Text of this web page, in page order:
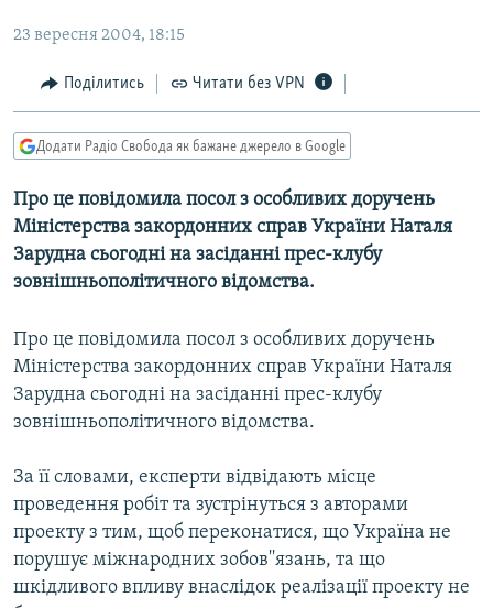
СВІТ
КИТАЙ.ВИКЛИКИ
МУЛЬТИМЕДІА
СПЕЦПРОЄКТИ
ПОДКАСТИ
РУС
УКР
КТАТ
ДОЛУЧАЙСЯ!
23 вересня 2004, 18:15
Поділитись Читати без VPN
Додати Радіо Свобода як бажане джерело в Google
Про це повідомила посол з особливих доручень
Міністерства закордонних справ України Наталя
Зарудна сьогодні на засіданні прес-клубу
зовнішньополітичного відомства.
Про це повідомила посол з особливих доручень
Міністерства закордонних справ України Наталя
Зарудна сьогодні на засіданні прес-клубу
зовнішньополітичного відомства.
За її словами, експерти відвідають місце
проведення робіт та зустрінуться з авторами
проекту з тим, щоб переконатися, що Україна не
порушує міжнародних зобов''язань, та що
шкідливого впливу внаслідок реалізації проекту не